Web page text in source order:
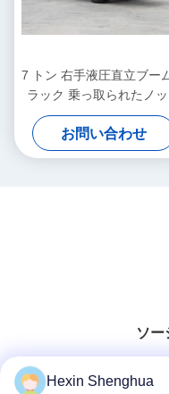
7 トン 右手液圧直立ブー
ラック 乗っ取られたノッ
ルクレーンリフティングシ
テム
お問い合わせ
ソー
Hexin Shenghua